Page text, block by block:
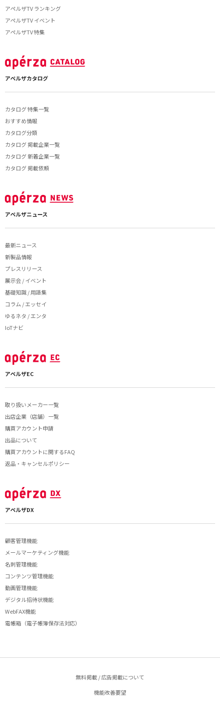
アペルザTV ランキング
アペルザTV イベント
アペルザTV 特集
アペルザカタログ
カタログ 特集一覧
おすすめ情報
カタログ分類
カタログ 掲載企業一覧
カタログ 新着企業一覧
カタログ 掲載依頼
アペルザニュース
最新ニュース
新製品情報
プレスリリース
展示会 / イベント
基礎知識 / 用語集
コラム / エッセイ
ゆるネタ / エンタ
IoTナビ
アペルザEC
取り扱いメーカー一覧
出店企業（店舗）一覧
購買アカウント申請
出品について
購買アカウントに関するFAQ
返品・キャンセルポリシー
アペルザDX
顧客管理機能
メールマーケティング機能
名刺管理機能
コンテンツ管理機能
動画管理機能
デジタル招待状機能
WebFAX機能
電帳箱（電子帳簿保存法対応）
無料掲載 / 広告掲載について
機能改善要望